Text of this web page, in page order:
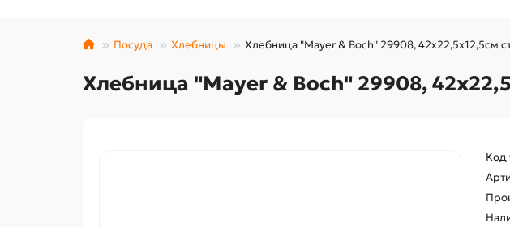
Посуда Хлебницы Хлебница "Mayer & Boch" 29908, 42х22,5х12,5см
Хлебница "Mayer & Boch" 29908,
Код